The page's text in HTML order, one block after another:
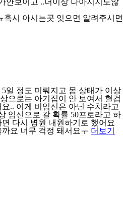
안보이고 ..더이상 나아지지도않
혹시 아시는곳 잇으면 알려주시면
일 정도 미뤄지고 몸 상태가 이상
으로는 아기집이 안 보여서 혈검
.. 이게 비임신은 아닌 수치라고
임신으로 갈 확률 50프로라고 하
다시 병원 내원하기로 했어요
요 너무 걱정 돼서요ㅜ 더보기